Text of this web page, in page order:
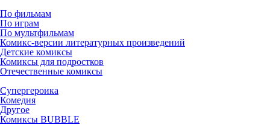
По фильмам
По играм
По мультфильмам
Комикс-версии литературных произведений
Детские комиксы
Комиксы для подростков
Отечественные комиксы
Супергероика
Комедия
Другое
Комиксы BUBBLE